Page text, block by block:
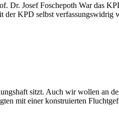
Josef Foschepoth War das
KPD selbst
sitzt. Auch wir wollen an
mit einer konstruierten